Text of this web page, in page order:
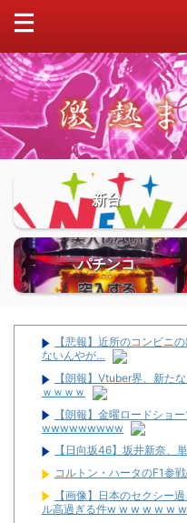
新台
パチンコ
【悲報】近所のコンビニ
ないんやが…
【朗報】Vtuber界、新た
ｗｗｗｗ
【朗報】金曜ロードショ
wwwwwwwww
【日向坂46】坂井新奈
コルトン・ハータのF1参
【画像】日本のセクシー
ル高過ぎる件w w w w w w